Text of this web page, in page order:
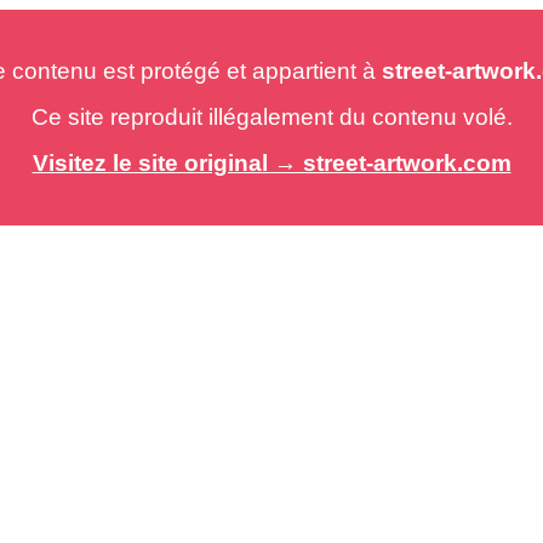
est protégé et appartient à street-
Ce site reproduit illégalement du contenu volé.
Visitez le site original → street-artwork.com